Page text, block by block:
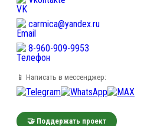
carmica@yandex.ru
8-960-909-9953
📱 Написать в мессенджер:
🤝 Поддержать проект